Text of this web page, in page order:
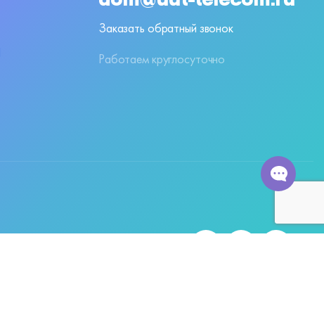
Заказать обратный звонок
Работаем круглосуточно
Подписывайтесь